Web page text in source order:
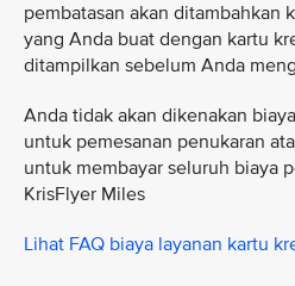
pembatasan akan ditambahkan
yang Anda buat dengan kartu
ditampilkan sebelum Anda
Anda tidak akan dikenakan
untuk pemesanan penukaran
untuk membayar seluruh biaya
KrisFlyer Miles
Lihat FAQ biaya layanan kartu